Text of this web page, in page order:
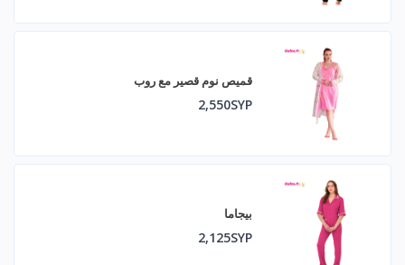
قميص نوم قصير مع روب
2,550SYP
بيجاما
2,125SYP